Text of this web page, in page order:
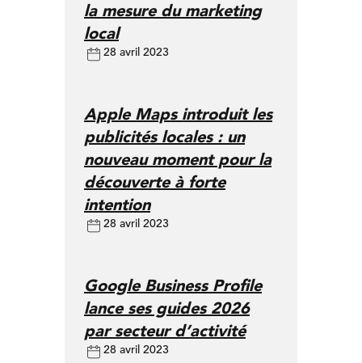
la mesure du marketing
local
28 avril 2023
Apple Maps introduit les
publicités locales : un
nouveau moment pour la
découverte à forte
intention
28 avril 2023
Google Business Profile
lance ses guides 2026
par secteur d’activité
28 avril 2023